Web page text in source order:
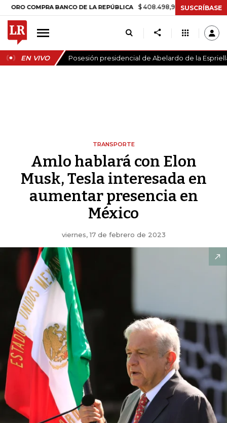
COMPRA BANCO DE LA REPÚBLICA $ 408.498,97 +$ 8.753,81 +2,19%
SUSCRÍBASE
EN VIVO Posesión presidencial de Abelardo de la
TRANSPORTE
Amlo hablará con Elon
Musk, Tesla interesada en
aumentar presencia en
México
viernes, 17 de febrero de 2023